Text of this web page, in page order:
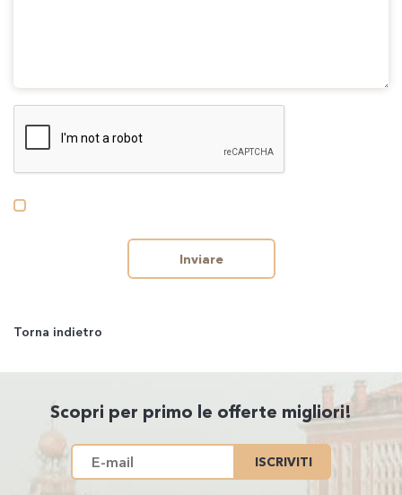
Inviare
Torna indietro
Scopri per primo le offerte migliori!
ISCRIVITI